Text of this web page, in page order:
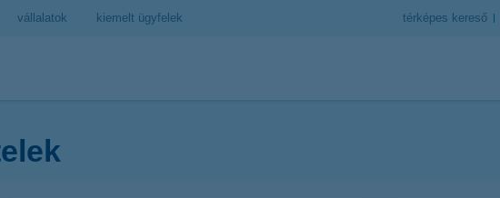
vállalatok kiemelt ügyfelek térképes kereső